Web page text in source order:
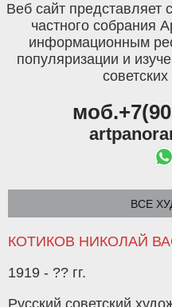
Веб сайт представляет
частного собрания
информационным
популяризации и
ВСЕ
КОТИКОВ НИКОЛАЙ
1919 - ?? гг.